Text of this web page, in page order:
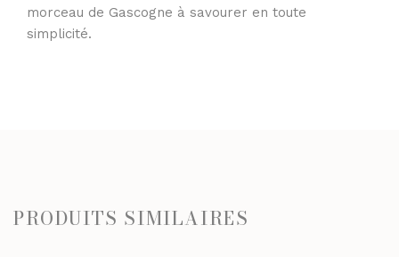
morceau de Gascogne à savourer en toute
simplicité.
PRODUITS SIMILAIRES